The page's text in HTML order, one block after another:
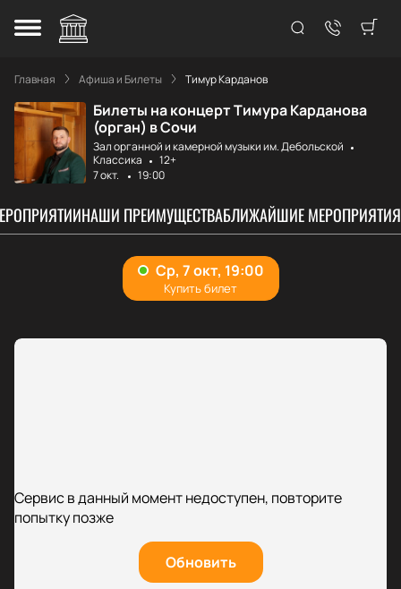
Главная Афиша и Билеты Тимур Карданов
Билеты на концерт Тимура Карданова
(орган) в Сочи
Зал органной и камерной музыки им. Дебольской
Классика
12+
7 окт.
19:00
НАШИ ПРЕИМУЩЕСТВАБЛИЖАЙШИЕ МЕРОПРИЯТИЯ
Сервис в данный момент недоступен, повторите
попытку позже
Обновить